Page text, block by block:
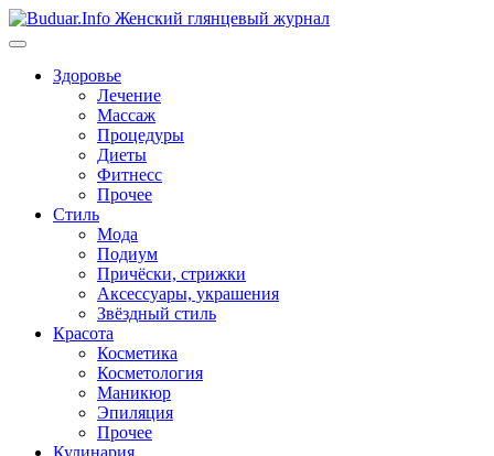
Перейти
к
Здоровье
Лечение
Массаж
Процедуры
Диеты
Фитнесс
Прочее
Стиль
Мода
Подиум
Причёски, стрижки
Аксессуары, украшения
Звёздный стиль
Красота
Косметика
Косметология
Маникюр
Эпиляция
Прочее
Кулинария